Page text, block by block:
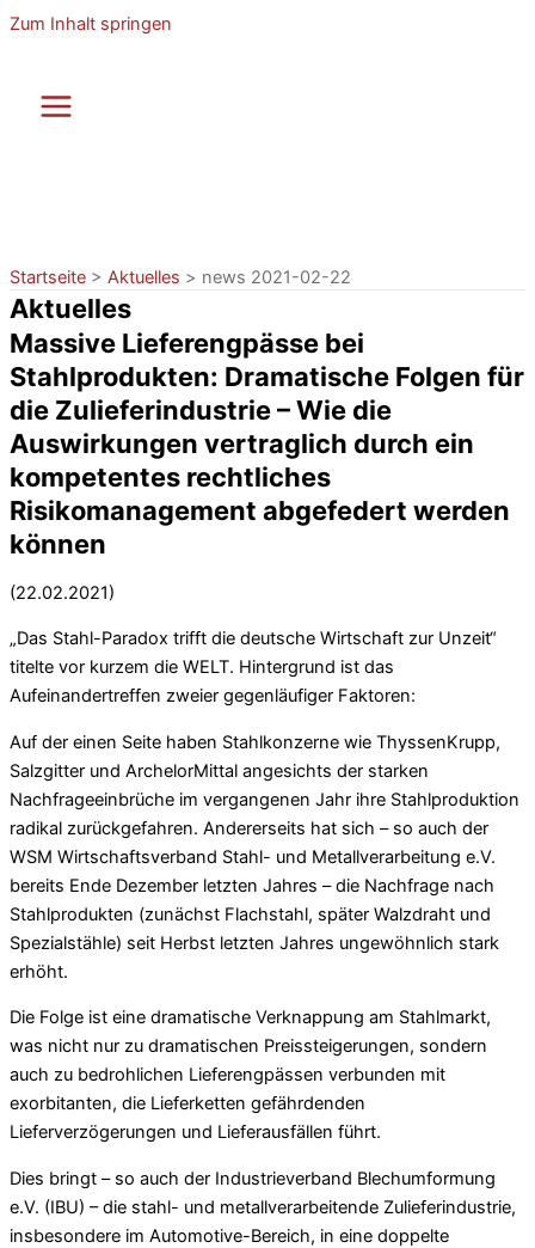
Zum Inhalt springen
Startseite > Aktuelles > news 2021-02-22
Aktuelles
Massive Lieferengpässe bei
Stahlprodukten: Dramatische Folgen für
die Zulieferindustrie – Wie die
Auswirkungen vertraglich durch ein
kompetentes rechtliches
Risikomanagement abgefedert werden
können
(22.02.2021)
„Das Stahl-Paradox trifft die deutsche Wirtschaft zur Unzeit“
titelte vor kurzem die WELT. Hintergrund ist das
Aufeinandertreffen zweier gegenläufiger Faktoren:
Auf der einen Seite haben Stahlkonzerne wie ThyssenKrupp,
Salzgitter und ArchelorMittal angesichts der starken
Nachfrageeinbrüche im vergangenen Jahr ihre Stahlproduktion
radikal zurückgefahren. Andererseits hat sich – so auch der
WSM Wirtschaftsverband Stahl- und Metallverarbeitung e.V.
bereits Ende Dezember letzten Jahres – die Nachfrage nach
Stahlprodukten (zunächst Flachstahl, später Walzdraht und
Spezialstähle) seit Herbst letzten Jahres ungewöhnlich stark
erhöht.
Die Folge ist eine dramatische Verknappung am Stahlmarkt,
was nicht nur zu dramatischen Preissteigerungen, sondern
auch zu bedrohlichen Lieferengpässen verbunden mit
exorbitanten, die Lieferketten gefährdenden
Lieferverzögerungen und Lieferausfällen führt.
Dies bringt – so auch der Industrieverband Blechumformung
e.V. (IBU) – die stahl- und metallverarbeitende Zulieferindustrie,
insbesondere im Automotive-Bereich, in eine doppelte